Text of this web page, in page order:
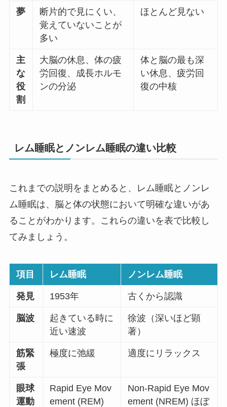
夢
断片的で見にくい、
覚えていないことが
多い
ほとんど見ない
主
な
役
割
大脳の休息、体の疲
労回復、成長ホルモ
ンの分泌
体と脳の最も深
い休息、疲労回
復の中核
レム睡眠とノンレム睡眠の違い比較
これまでの説明をまとめると、レム睡眠とノンレ
ム睡眠は、脳と体の状態において明確な違いがあ
ることがわかります。これらの違いを表で比較し
てみましょう。
項目 レム睡眠 ノンレム睡眠
発見 1953年 古くから認識
脳波
起きている時に
近い速波
徐波（深いほど顕
著）
筋緊
張
極度に弛緩 適度にリラックス
眼球
運動
Rapid Eye Mov
ement (REM)
Non-Rapid Eye Mov
ement (NREM) ほぼ